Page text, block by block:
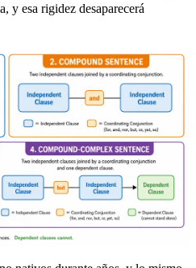
y esa rigidez desaparecerá